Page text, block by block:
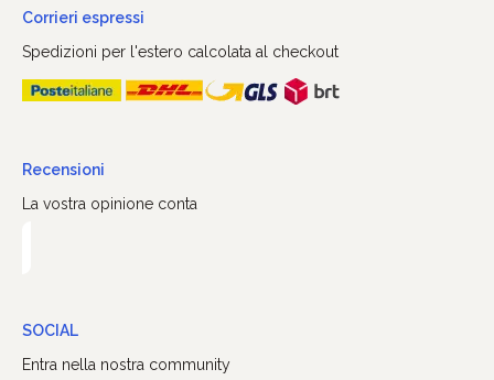
Corrieri espressi
Spedizioni per l'estero calcolata al checkout
Recensioni
La vostra opinione conta
SOCIAL
Entra nella nostra community